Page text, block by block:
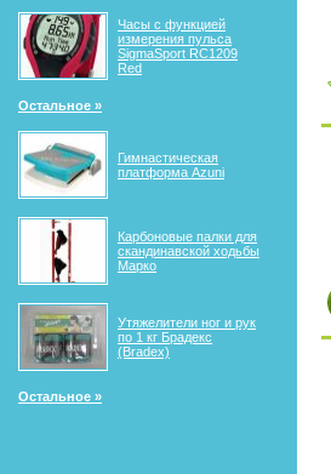
Часы с функцией
измерения пульса
SigmaSport RC1209
Red
Остальное »
Гимнастическая
платформа Azuni
Карбоновые палки для
скандинавской ходьбы
Марко
Утяжелители ног и рук
по 1 кг Брадекс
(Bradex)
Остальное »